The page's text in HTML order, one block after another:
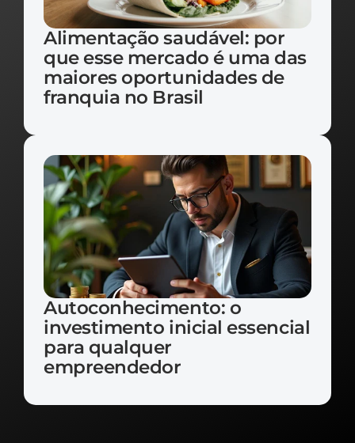
Alimentação saudável: por
que esse mercado é uma das
maiores oportunidades de
franquia no Brasil
Autoconhecimento: o
investimento inicial essencial
para qualquer
empreendedor